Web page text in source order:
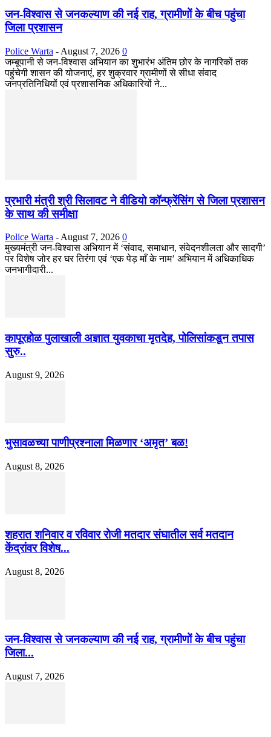
जन-विश्वास से जनकल्याण की नई राह, ग्रामीणों के बीच पहुंचा
जिला प्रशासन
Police Warta - August 7, 2026 0
जम्बूपानी से जन-विश्वास अभियान का शुभारंभ अंतिम छोर के नागरिकों तक
पहुंचेगी शासन की योजनाएं, हर शुक्रवार ग्रामीणों से सीधा संवाद
जनप्रतिनिधियों एवं प्रशासनिक अधिकारियों ने...
प्रभारी मंत्री श्री सिलावट ने वीडियो कॉन्फ्रेंसिंग से जिला प्रशासन
के साथ की समीक्षा
Police Warta - August 7, 2026 0
मुख्यमंत्री जन-विश्वास अभियान में ‘संवाद, समाधान, संवेदनशीलता और सादगी’
पर विशेष जोर हर घर तिरंगा एवं ‘एक पेड़ माँ के नाम’ अभियान में अधिकाधिक
जनभागीदारी...
कापूरहोळ पुलाखाली अज्ञात युवकाचा मृतदेह, पोलिसांकडून तपास
सुरु..
August 9, 2026
भुसावळच्या पाणीप्रश्नाला मिळणार ‘अमृत’ बळ!
August 8, 2026
शहरात शनिवार व रविवार रोजी मतदार संघातील सर्व मतदान
केंद्रांवर विशेष...
August 8, 2026
जन-विश्वास से जनकल्याण की नई राह, ग्रामीणों के बीच पहुंचा
जिला...
August 7, 2026